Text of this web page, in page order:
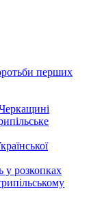
перших
у розкопках